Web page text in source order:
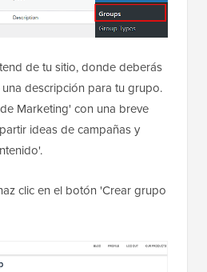
de tu sitio, donde deberás
descripción para tu grupo.
Marketing' con una breve
ideas de campañas y
clic en el botón 'Crear grupo